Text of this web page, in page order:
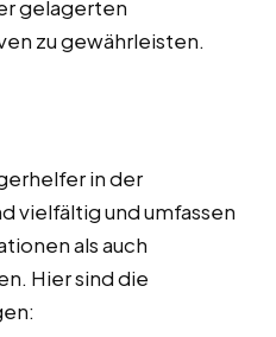
gelagerten
zu gewährleisten.
in der
vielfältig und umfassen
als auch
Hier sind die